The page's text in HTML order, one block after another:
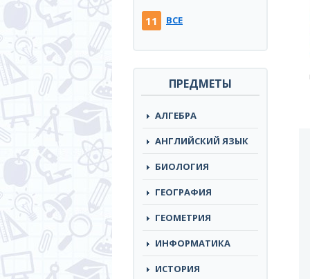
11 ВСЕ
ПРЕДМЕТЫ
АЛГЕБРА
АНГЛИЙСКИЙ ЯЗЫК
БИОЛОГИЯ
ГЕОГРАФИЯ
ГЕОМЕТРИЯ
ИНФОРМАТИКА
ИСТОРИЯ